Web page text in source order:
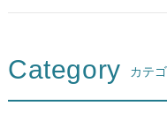
Category カテ